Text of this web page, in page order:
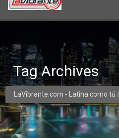
LaVibrante.com - Latina como tú /
Tag Archives